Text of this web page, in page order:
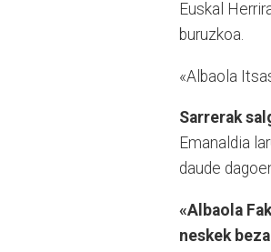
Euskal
buruzkoa.
«Albaola
Sarrerak
Emanaldia
daude
«Albaola
neskek